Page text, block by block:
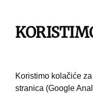
Pravila korištenja
Koristimo kolačiće
stranica (Google